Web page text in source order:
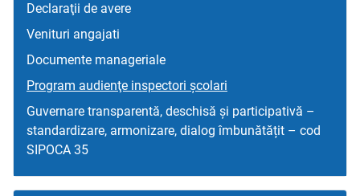
Declaraţii de avere
Venituri angajati
Documente manageriale
Program audienţe inspectori școlari
Guvernare transparentă, deschisă și participativă –
standardizare, armonizare, dialog îmbunătățit – cod
SIPOCA 35